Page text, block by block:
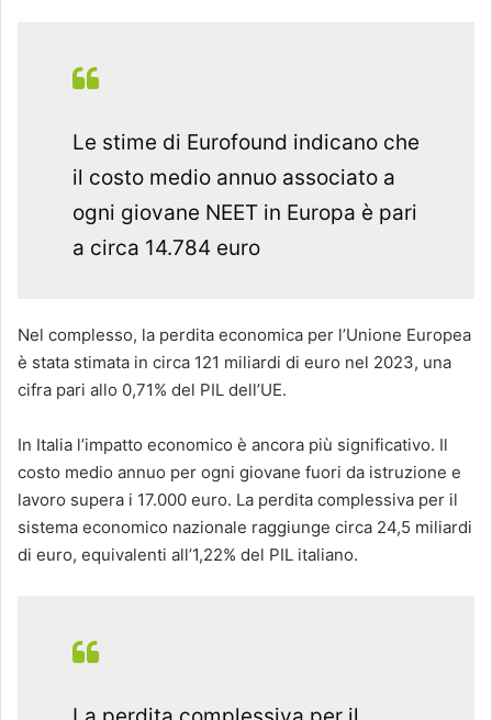
Le stime di Eurofound indicano che
il costo medio annuo associato a
ogni giovane NEET in Europa è pari
a circa 14.784 euro
Nel complesso, la perdita economica per l’Unione Europea
è stata stimata in circa 121 miliardi di euro nel 2023, una
cifra pari allo 0,71% del PIL dell’UE.
In Italia l’impatto economico è ancora più significativo. Il
costo medio annuo per ogni giovane fuori da istruzione e
lavoro supera i 17.000 euro. La perdita complessiva per il
sistema economico nazionale raggiunge circa 24,5 miliardi
di euro, equivalenti all’1,22% del PIL italiano.